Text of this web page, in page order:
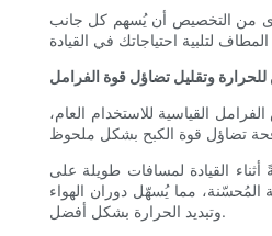
من التخصيص أن يُسهم كل جانب
وتقليل تضاؤل ​​قوة الفرامل
القياسية للاستخدام العام،
القيادة لمسافات طويلة على
المُحسّنة، مما يُسهّل دوران الهواء
وتبديد الحرارة بشكل أفضل.